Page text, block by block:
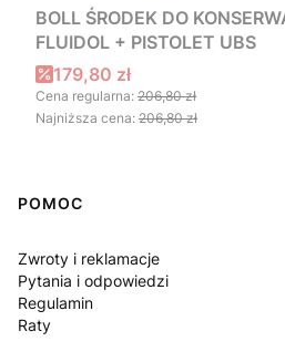
BOLL ŚRODEK DO
FLUIDOL + PISTOLET UBS
Cena promocyjna
179,80 zł
Cena regularna: 206,80 zł
Najniższa cena: 206,80 zł
Linki w stopce
POMOC
Zwroty i reklamacje
Pytania i odpowiedzi
Regulamin
Raty